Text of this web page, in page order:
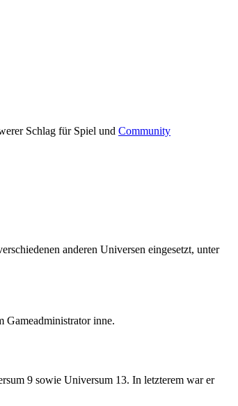
Schlag für Spiel und Community
anderen Universen eingesetzt, unter
Gameadministrator inne.
9 sowie Universum 13. In letzterem war er